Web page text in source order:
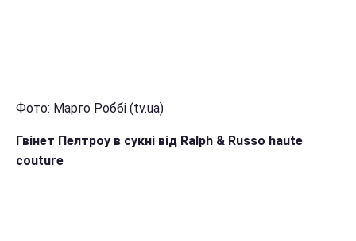
Фото: Марго Роббі (tv.ua)
Гвінет Пелтроу в сукні від Ralph & Russo haute
couture